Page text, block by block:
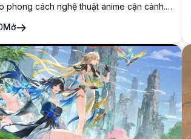
phong cách nghệ thuật anime cận cảnh.
hồng và đôi mắt biểu cảm trong phong
áp.
Mở